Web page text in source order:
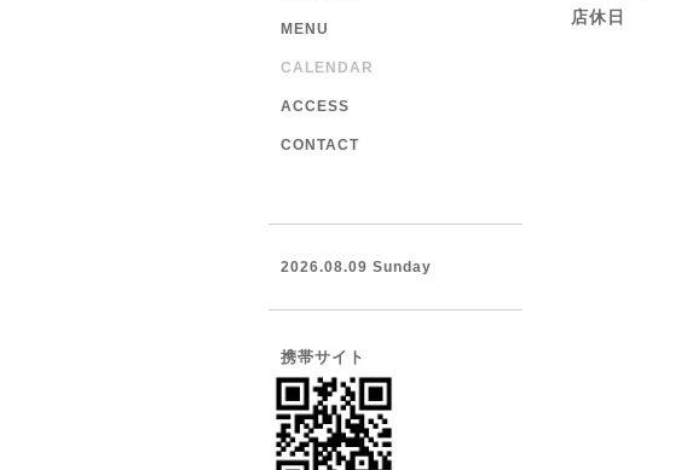
店休日
MENU
CALENDAR
ACCESS
CONTACT
2026.08.09 Sunday
携帯サイト